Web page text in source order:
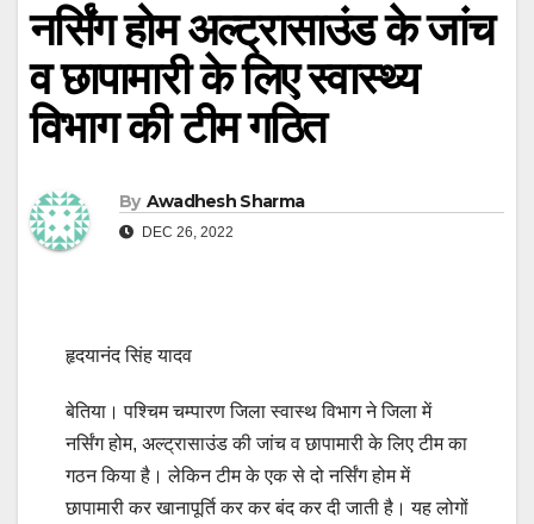
नर्सिंग होम अल्ट्रासाउंड के जांच
व छापामारी के लिए स्वास्थ्य
विभाग की टीम गठित
By Awadhesh Sharma
DEC 26, 2022
हृदयानंद सिंह यादव
बेतिया। पश्चिम चम्पारण जिला स्वास्थ विभाग ने जिला में
नर्सिंग होम, अल्ट्रासाउंड की जांच व छापामारी के लिए टीम का
गठन किया है। लेकिन टीम के एक से दो नर्सिंग होम में
छापामारी कर खानापूर्ति कर कर बंद कर दी जाती है। यह लोगों